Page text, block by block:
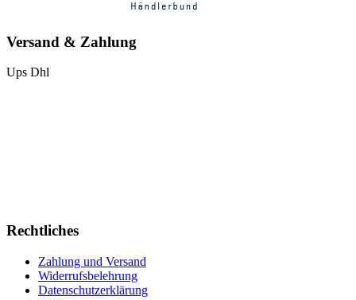
Versand & Zahlung
Ups Dhl
Rechtliches
Zahlung und Versand
Widerrufsbelehrung
Datenschutzerklärung